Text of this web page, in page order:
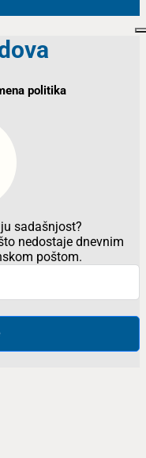
politika
sadašnjost?
nedostaje dnevnim
poštom.